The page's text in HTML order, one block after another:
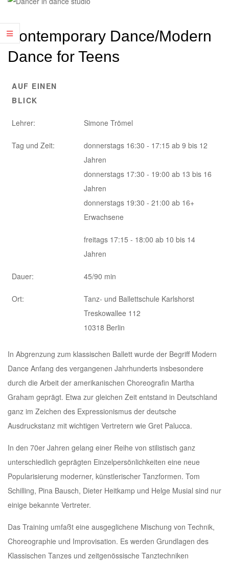
Contemporary Dance/Modern
Dance for Teens
AUF EINEN
BLICK
Lehrer: Simone Trömel
Tag und Zeit:
donnerstags 16:30 - 17:15 ab 9 bis 12
Jahren
donnerstags 17:30 - 19:00 ab 13 bis 16
Jahren
donnerstags 19:30 - 21:00 ab 16+
Erwachsene
freitags 17:15 - 18:00 ab 10 bis 14
Jahren
Dauer: 45/90 min
Ort:
Tanz- und Ballettschule Karlshorst
Treskowallee 112
10318 Berlin
In Abgrenzung zum klassischen Ballett wurde der Begriff Modern
Dance Anfang des vergangenen Jahrhunderts insbesondere
durch die Arbeit der amerikanischen Choreografin Martha
Graham geprägt. Etwa zur gleichen Zeit entstand in Deutschland
ganz im Zeichen des Expressionismus der deutsche
Ausdruckstanz mit wichtigen Vertretern wie Gret Palucca.
In den 70er Jahren gelang einer Reihe von stilistisch ganz
unterschiedlich geprägten Einzelpersönlichkeiten eine neue
Popularisierung moderner, künstlerischer Tanzformen. Tom
Schilling, Pina Bausch, Dieter Heitkamp und Helge Musial sind nur
einige bekannte Vertreter.
Das Training umfaßt eine ausgeglichene Mischung von Technik,
Choreographie und Improvisation. Es werden Grundlagen des
Klassischen Tanzes und zeitgenössische Tanztechniken